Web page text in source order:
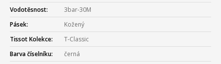
Vodotěsnost:
3bar-30M
Pásek:
Kožený
Tissot Kolekce:
T-Classic
Barva číselníku:
černá